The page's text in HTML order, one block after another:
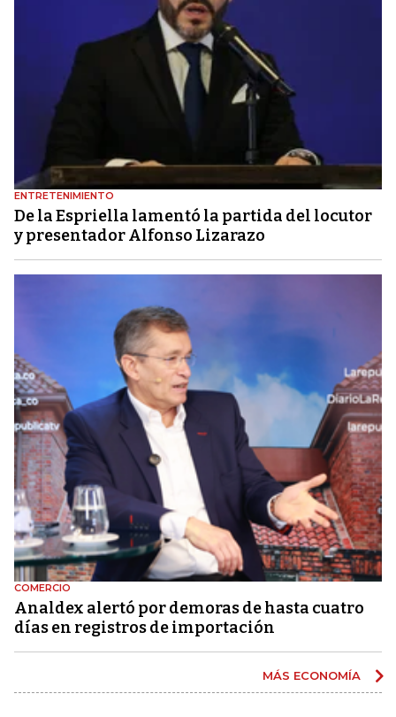
ENTRETENIMIENTO
De la Espriella lamentó la partida del locutor
y presentador Alfonso Lizarazo
COMERCIO
Analdex alertó por demoras de hasta cuatro
días en registros de importación
MÁS ECONOMÍA